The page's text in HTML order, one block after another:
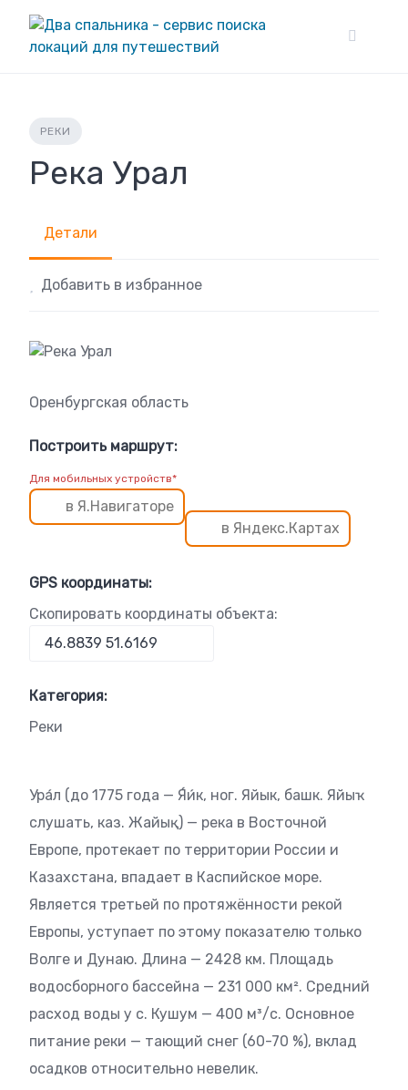
content
РЕКИ
Река Урал
Детали
Добавить в избранное
Оренбургская область
Построить маршрут:
Для мобильных устройств*
в Я.Навигаторе
в Яндекс.Картах
GPS координаты:
Скопировать координаты объекта:
Категория:
Реки
Ура́л (до 1775 года — Я́и́к, ног. Яйык, башк. Яйыҡ
слушать, каз. Жайық) — река в Восточной
Европе, протекает по территории России и
Казахстана, впадает в Каспийское море.
Является третьей по протяжённости рекой
Европы, уступает по этому показателю только
Волге и Дунаю. Длина — 2428 км. Площадь
водосборного бассейна — 231 000 км². Средний
расход воды у с. Кушум — 400 м³/с. Основное
питание реки — тающий снег (60-70 %), вклад
осадков относительно невелик.